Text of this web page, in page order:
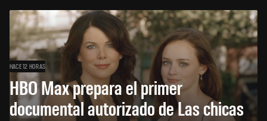
HACE 12 HORAS
HBO Max prepara el primer
documental autorizado de Las chicas